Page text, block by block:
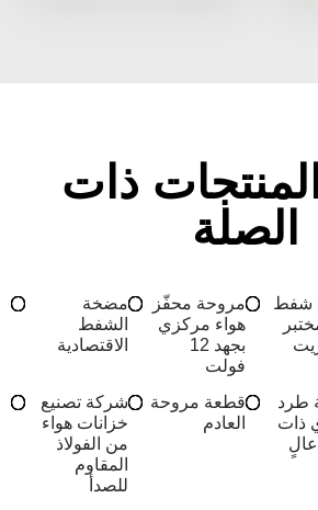
ذات
الصلة
شفط
مروحة محفّز
هواء مركزي
بجهد 12
فولت
مضخة
الشفط
الاقتصادية
طرد
ذات
قطعة مروحة
العادم
شركة تصنيع
خزانات هواء
من الفولاذ
المقاوم
للصدأ